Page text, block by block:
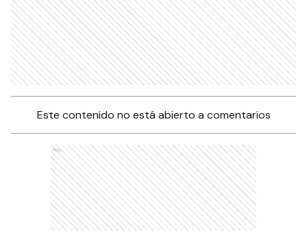
Este contenido no está abierto a comentarios
Ads